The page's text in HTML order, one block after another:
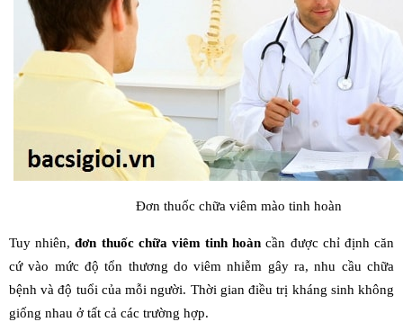
Đơn thuốc chữa viêm mào tinh hoàn
Tuy nhiên,đơn thuốc chữa viêm tinh hoàn cần được chỉ định căn
cứ vào mức độ tổn thương do viêm nhiễm gây ra, nhu cầu chữa
bệnh và độ tuổi của mỗi người. Thời gian điều trị kháng sinh không
giống nhau ở tất cả các trường hợp.